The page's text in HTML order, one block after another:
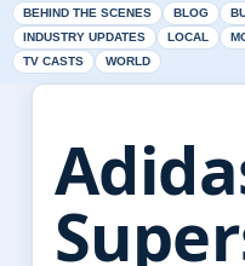
BEHIND THE SCENES BLOG
INDUSTRY UPDATES
LOCAL
TV CASTS
WORLD